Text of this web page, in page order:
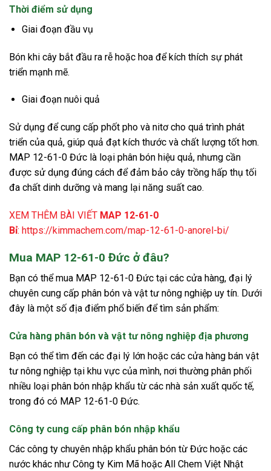
Thời điểm sử dụng
Giai đoạn đầu vụ
Bón khi cây bắt đầu ra rễ hoặc hoa để kích thích sự phát
triển mạnh mẽ.
Giai đoạn nuôi quả
Sử dụng để cung cấp phốt pho và nitơ cho quá trình phát
triển của quả, giúp quả đạt kích thước và chất lượng tốt hơn.
MAP 12-61-0 Đức là loại phân bón hiệu quả, nhưng cần
được sử dụng đúng cách để đảm bảo cây trồng hấp thụ tối
đa chất dinh dưỡng và mang lại năng suất cao.
XEM THÊM BÀI VIẾT MAP 12-61-0
Bỉ: https://kimmachem.com/map-12-61-0-anorel-bi/
Mua MAP 12-61-0 Đức ở đâu?
Bạn có thể mua MAP 12-61-0 Đức tại các cửa hàng, đại lý
chuyên cung cấp phân bón và vật tư nông nghiệp uy tín. Dưới
đây là một số địa điểm phổ biến để tìm sản phẩm:
Cửa hàng phân bón và vật tư nông nghiệp địa phương
Bạn có thể tìm đến các đại lý lớn hoặc các cửa hàng bán vật
tư nông nghiệp tại khu vực của mình, nơi thường phân phối
nhiều loại phân bón nhập khẩu từ các nhà sản xuất quốc tế,
trong đó có MAP 12-61-0 Đức.
Công ty cung cấp phân bón nhập khẩu
Các công ty chuyên nhập khẩu phân bón từ Đức hoặc các
nước khác như Công ty Kim Mã hoặc All Chem Việt Nhật